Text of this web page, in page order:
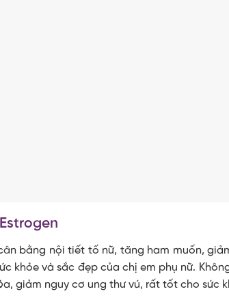
bằng nội tiết tố nữ, tăng ham muốn,
khỏe và sắc đẹp của chị em phụ nữ.
giảm nguy cơ ung thư vú, rất tốt cho sức